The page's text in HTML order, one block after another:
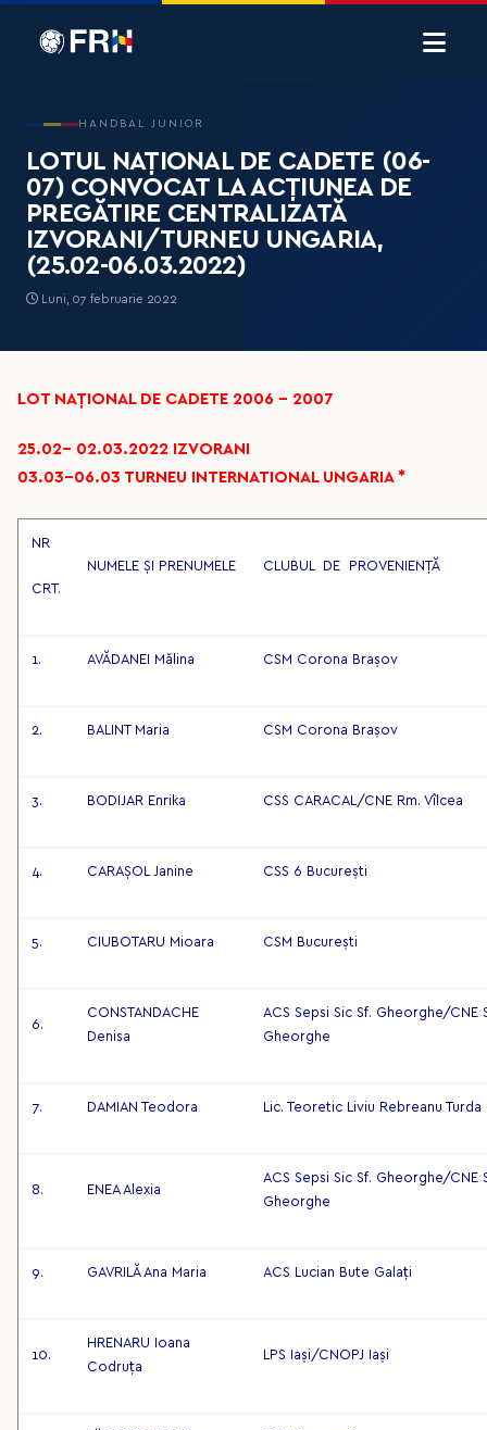
HANDBAL JUNIOR
LOTUL NAȚIONAL DE CADETE (06-
07) CONVOCAT LA ACȚIUNEA DE
PREGĂTIRE CENTRALIZATĂ
IZVORANI/TURNEU UNGARIA,
(25.02-06.03.2022)
Luni, 07 februarie 2022
LOT NAȚIONAL DE CADETE 2006 - 2007
25.02– 02.03.2022 IZVORANI
03.03-06.03 TURNEU INTERNATIONAL UNGARIA *
NR
CRT.
NUMELE ȘI PRENUMELE CLUBUL DE PROVENIENȚĂ
1. AVĂDANEI Mălina CSM Corona Brașov
2. BALINT Maria CSM Corona Brașov
3. BODIJAR Enrika CSS CARACAL/CNE Rm. Vîlcea
4. CARAȘOL Janine CSS 6 București
5. CIUBOTARU Mioara CSM București
6.
CONSTANDACHE
Denisa
ACS Sepsi Sic Sf. Gheorghe/CNE
Gheorghe
7. DAMIAN Teodora Lic. Teoretic Liviu Rebreanu Turda
8. ENEA Alexia
ACS Sepsi Sic Sf. Gheorghe/CNE
Gheorghe
9. GAVRILĂ Ana Maria ACS Lucian Bute Galați
10.
HRENARU Ioana
Codruța
LPS Iași/CNOPJ Iași